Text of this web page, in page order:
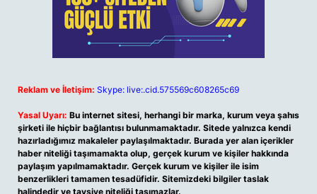
Reklam ve İletişim: Skype: live:.cid.575569c608265c69
Yasal Uyarı: Bu internet sitesi, herhangi bir marka, kurum veya şahıs
şirketi ile hiçbir bağlantısı bulunmamaktadır. Sitede yalnızca kendi
hazırladığımız makaleler paylaşılmaktadır. Burada yer alan içerikler
haber niteliği taşımamakta olup, gerçek kurum ve kişiler hakkında
paylaşım yapılmamaktadır. Gerçek kurum ve kişiler ile isim
benzerlikleri tamamen tesadüfidir. Sitemizdeki bilgiler taslak
halindedir ve tavsiye niteliği taşımazlar.